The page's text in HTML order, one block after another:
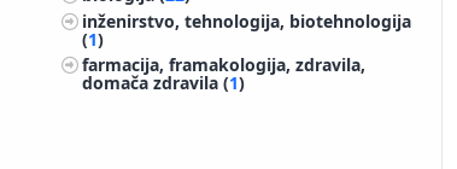
inženirstvo, tehnologija, biotehnologija
(1)
farmacija, framakologija, zdravila,
domača zdravila (1)